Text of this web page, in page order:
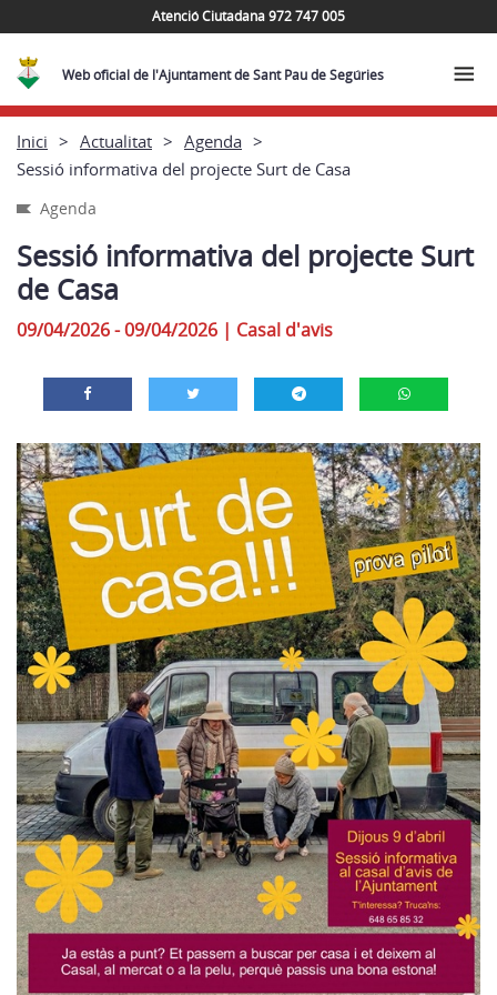
Atenció Ciutadana 972 747 005
Web oficial de l'Ajuntament de Sant Pau de Segúries
Inici Actualitat
Agenda
Sessió informativa del projecte Surt de Casa
Agenda
Sessió informativa del projecte Surt
de Casa
09/04/2026 - 09/04/2026 | Casal d'avis